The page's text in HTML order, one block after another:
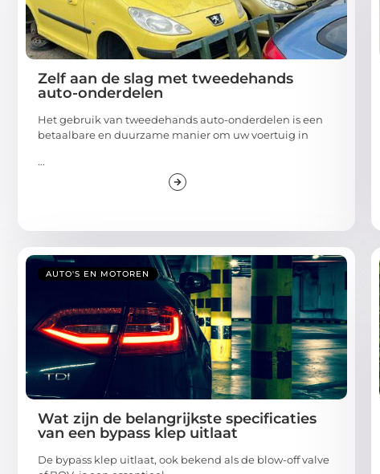
Zelf aan de slag met tweedehands
auto-onderdelen
Het gebruik van tweedehands auto-onderdelen is een
betaalbare en duurzame manier om uw voertuig in
...
AUTO'S EN MOTOREN
Wat zijn de belangrijkste specificaties
van een bypass klep uitlaat
De bypass klep uitlaat, ook bekend als de blow-off valve